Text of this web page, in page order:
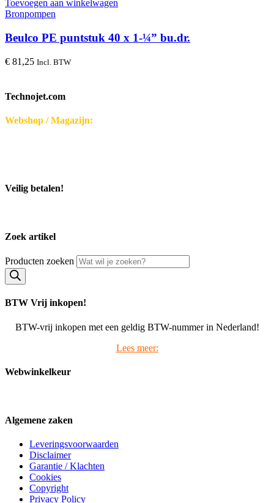
Toevoegen aan winkelwagen
Bronpompen
Beulco PE puntstuk 40 x 1-¼” bu.dr.
€ 81,25 Incl. BTW
Technojet.com
Webshop / Magazijn:
Veilig betalen!
Zoek artikel
Producten zoeken
BTW Vrij inkopen!
BTW-vrij inkopen met een geldig BTW-nummer in Nederland!
Lees meer:
Webwinkelkeur
Algemene zaken
Leveringsvoorwaarden
Disclaimer
Garantie / Klachten
Cookies
Copyright
Privacy Policy